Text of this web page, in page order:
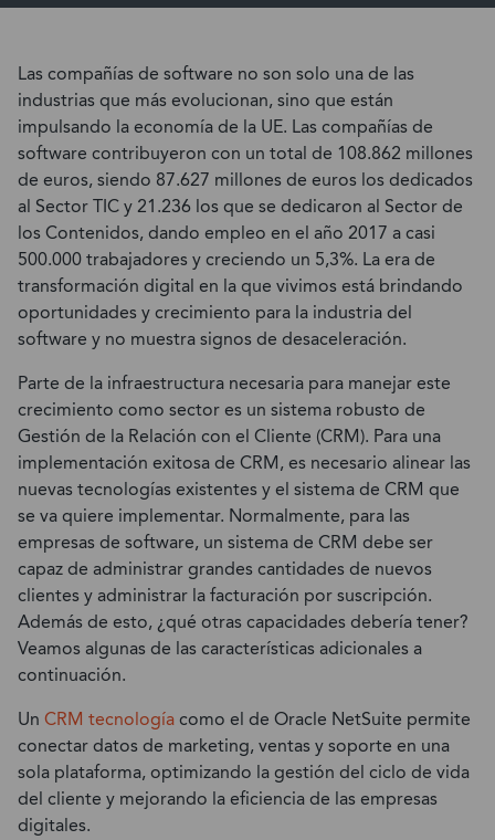
Las compañías de software no son solo una de las
industrias que más evolucionan, sino que están
impulsando la economía de la UE. Las compañías de
software contribuyeron con un total de 108.862 millones
de euros, siendo 87.627 millones de euros los dedicados
al Sector TIC y 21.236 los que se dedicaron al Sector de
los Contenidos, dando empleo en el año 2017 a casi
500.000 trabajadores y creciendo un 5,3%. La era de
transformación digital en la que vivimos está brindando
oportunidades y crecimiento para la industria del
software y no muestra signos de desaceleración.
Parte de la infraestructura necesaria para manejar este
crecimiento como sector es un sistema robusto de
Gestión de la Relación con el Cliente (CRM). Para una
implementación exitosa de CRM, es necesario alinear las
nuevas tecnologías existentes y el sistema de CRM que
se va quiere implementar. Normalmente, para las
empresas de software, un sistema de CRM debe ser
capaz de administrar grandes cantidades de nuevos
clientes y administrar la facturación por suscripción.
Además de esto, ¿qué otras capacidades debería tener?
Veamos algunas de las características adicionales a
continuación.
Un CRM tecnologíacomo el de Oracle NetSuite permite
conectar datos de marketing, ventas y soporte en una
sola plataforma, optimizando la gestión del ciclo de vida
del cliente y mejorando la eficiencia de las empresas
digitales.